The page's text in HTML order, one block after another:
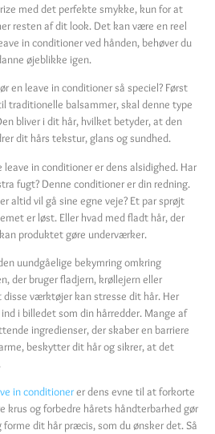
med det perfekte smykke, kun for at
resten af dit look. Det kan være en reel
in conditioner ved hånden, behøver du
øjeblikke igen.
en leave in conditioner så speciel? Først
traditionelle balsammer, skal denne type
bliver i dit hår, hvilket betyder, at den
dit hårs tekstur, glans og sundhed.
in conditioner er dens alsidighed. Har
fugt? Denne conditioner er din redning.
altid vil gå sine egne veje? Et par sprøjt
er løst. Eller hvad med fladt hår, der
produktet gøre underværker.
uundgåelige bekymring omkring
der bruger fladjern, krøllejern eller
disse værktøjer kan stresse dit hår. Her
i billedet som din hårredder. Mange af
ingredienser, der skaber en barriere
beskytter dit hår og sikrer, at det
in conditionerer dens evne til at forkorte
krus og forbedre hårets håndterbarhed gør
dit hår præcis, som du ønsker det. Så